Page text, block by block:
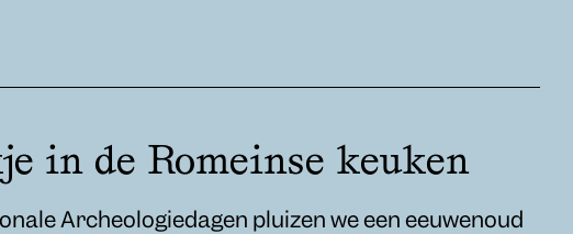
in de Romeinse keuken
Archeologiedagen pluizen we een eeuwenoud